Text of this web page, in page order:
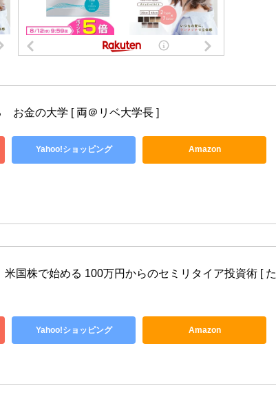
お金の大学 [ 両＠リベ大学長 ]
Yahoo!ショッピング Amazon
国株で始める 100万円からのセミリタイア投資術 [ た
Yahoo!ショッピング Amazon